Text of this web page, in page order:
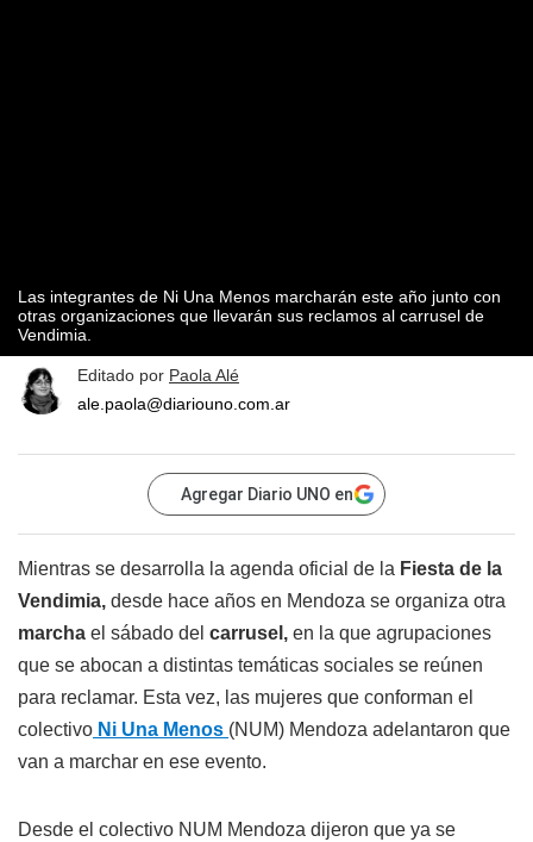
Las integrantes de Ni Una Menos marcharán este año junto con
otras organizaciones que llevarán sus reclamos al carrusel de
Vendimia.
Editado por Paola Alé
ale.paola@diariouno.com.ar
Agregar Diario UNO en
Mientras se desarrolla la agenda oficial de la Fiesta de la
Vendimia, desde hace años en Mendoza se organiza otra
marcha el sábado del carrusel, en la que agrupaciones
que se abocan a distintas temáticas sociales se reúnen
para reclamar. Esta vez, las mujeres que conforman el
colectivo Ni Una Menos (NUM) Mendoza adelantaron que
van a marchar en ese evento.
Desde el colectivo NUM Mendoza dijeron que ya se